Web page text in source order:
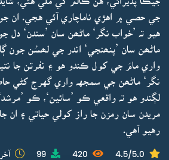
جي حصي ۾ اهڙي ناماچاري آئي هجي. ان
هيو تہ ’خواب نگر‘ ماڻھن سان ’سندن‘ دل
ماڻھن سان ’پنھنجي‘ اندر جي لھسُن جون
واري مامَ جي کول ڪندو هو ۽ نفرتن جا
نگر‘ ماڻھن جي سمجهہ واري گهرج کڻي
لڳندو هو تہ واقعي ڪو ’سائين‘، ڪو
مريدن سان رمزن جا راز کولي حياتي ۽ ان
رهيو آهي.
4.5/5.0
420
99